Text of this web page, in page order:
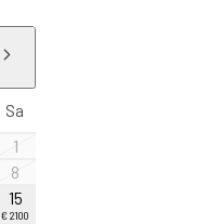
Nächster Monat
Sa
1
8
15
€ 2100